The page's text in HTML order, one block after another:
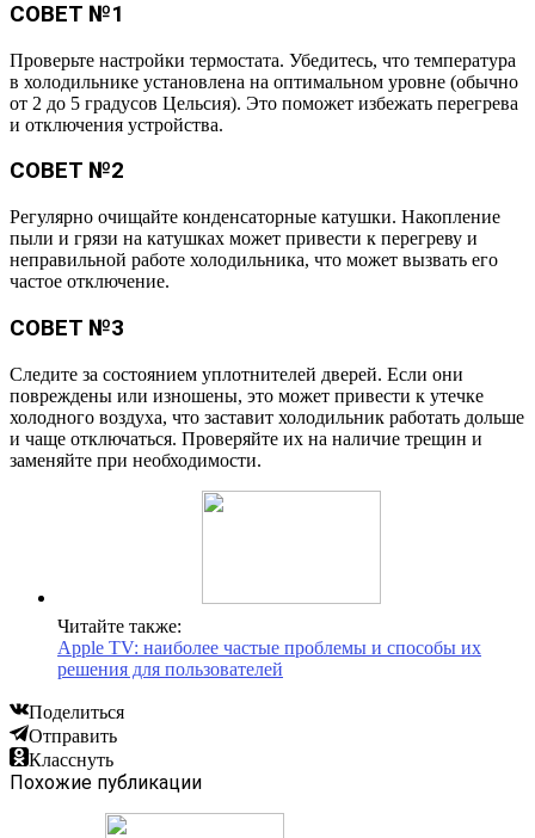
СОВЕТ №1
Проверьте настройки термостата. Убедитесь, что температура
в холодильнике установлена на оптимальном уровне (обычно
от 2 до 5 градусов Цельсия). Это поможет избежать перегрева
и отключения устройства.
СОВЕТ №2
Регулярно очищайте конденсаторные катушки. Накопление
пыли и грязи на катушках может привести к перегреву и
неправильной работе холодильника, что может вызвать его
частое отключение.
СОВЕТ №3
Следите за состоянием уплотнителей дверей. Если они
повреждены или изношены, это может привести к утечке
холодного воздуха, что заставит холодильник работать дольше
и чаще отключаться. Проверяйте их на наличие трещин и
заменяйте при необходимости.
Читайте также:
Apple TV: наиболее частые проблемы и способы их
решения для пользователей
Поделиться
Отправить
Класснуть
Похожие публикации